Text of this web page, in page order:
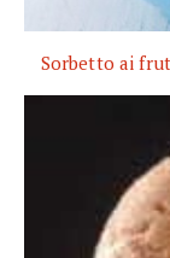
Sorbetto ai